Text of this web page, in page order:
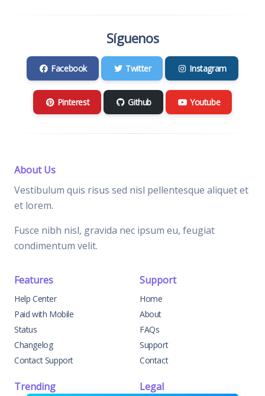
Síguenos
Facebook Twitter Instagram
Pinterest Github Youtube
About Us
Vestibulum quis risus sed nisl pellentesque aliquet et
et lorem.
Fusce nibh nisl, gravida nec ipsum eu, feugiat
condimentum velit.
Features
Help Center
Paid with Mobile
Status
Changelog
Contact Support
Support
Home
About
FAQs
Support
Contact
Trending Legal